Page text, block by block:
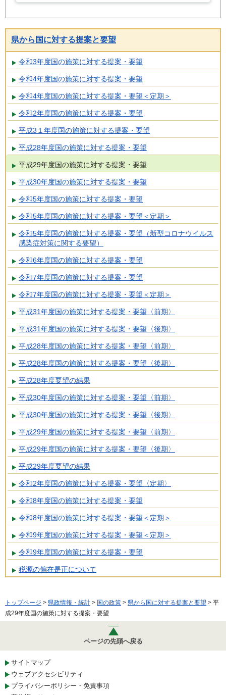
県から国に対する提案と要望
令和3年度国の施策に対する提案・要望
令和4年度国の施策に対する提案・要望
令和4年度国の施策に対する提案・要望＜定期＞
令和2年度国の施策に対する提案・要望
平成3１年度国の施策に対する提案・要望
平成28年度国の施策に対する提案・要望
平成29年度国の施策に対する提案・要望
平成30年度国の施策に対する提案・要望
令和5年度国の施策に対する提案・要望
令和5年度国の施策に対する提案・要望＜定期＞
令和5年度国の施策に対する提案・要望（新型コロナウイルス
感染症対策に関する要望）
令和6年度国の施策に対する提案・要望
令和7年度国の施策に対する提案・要望
令和7年度国の施策に対する提案・要望＜定期＞
平成31年度国の施策に対する提案・要望〈前期〉
平成31年度国の施策に対する提案・要望〈後期〉
平成28年度国の施策に対する提案・要望〈前期〉
平成28年度国の施策に対する提案・要望〈後期〉
平成28年度要望の結果
平成30年度国の施策に対する提案・要望〈前期〉
平成30年度国の施策に対する提案・要望〈後期〉
平成29年度国の施策に対する提案・要望〈前期〉
平成29年度国の施策に対する提案・要望〈後期〉
平成29年度要望の結果
令和2年度国の施策に対する提案・要望〈定期〉
令和8年度国の施策に対する提案・要望
令和8年度国の施策に対する提案・要望＜定期＞
令和9年度国の施策に対する提案・要望＜定期＞
令和9年度国の施策に対する提案・要望
税源の偏在是正について
トップページ > 県政情報・統計 > 国の政策 > 県から国に対する提案と要望 > 平
成29年度国の施策に対する提案・要望
ページの先頭へ戻る
サイトマップ
ウェブアクセシビリティ
プライバシーポリシー・免責事項